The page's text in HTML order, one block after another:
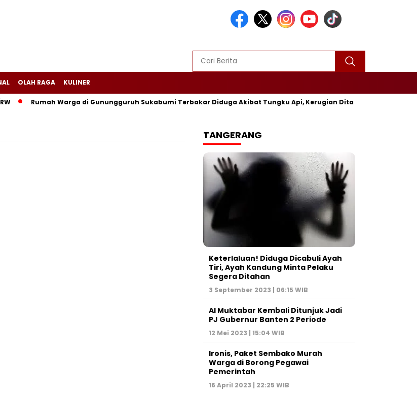
OLAH RAGA KULINER
‎Rumah Warga di Gunungguruh Sukabumi Terbakar Diduga Akibat Tungku Api, Kerugian Ditaksir Rp25 Juta
TANGERANG
Keterlaluan! Diduga Dicabuli Ayah
Tiri, Ayah Kandung Minta Pelaku
Segera Ditahan
3 September 2023 | 06:15 WIB
Al Muktabar Kembali Ditunjuk Jadi
PJ Gubernur Banten 2 Periode
12 Mei 2023 | 15:04 WIB
Ironis, Paket Sembako Murah
Warga di Borong Pegawai
Pemerintah
16 April 2023 | 22:25 WIB